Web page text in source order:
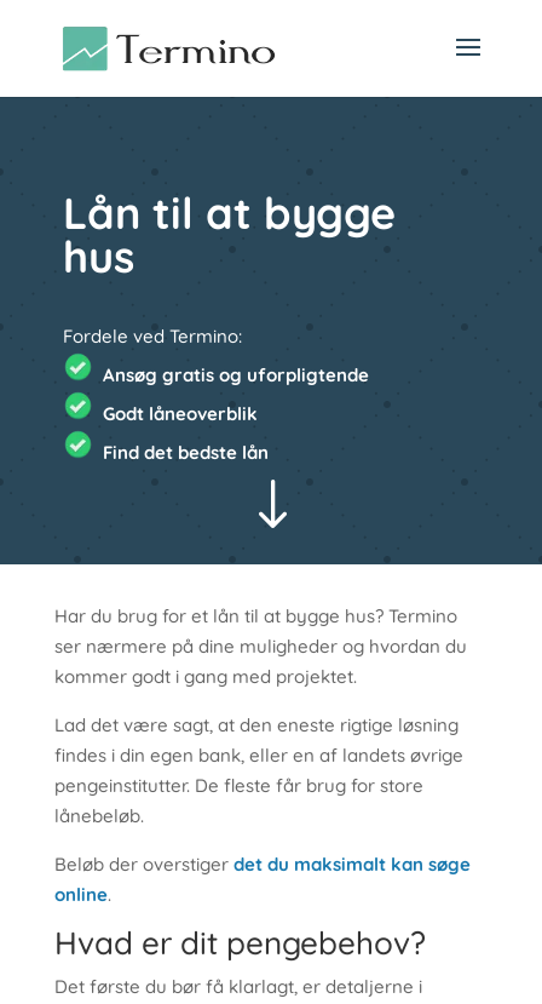
Lån til at bygge
hus
Fordele ved Termino:
Ansøg gratis og uforpligtende
Godt låneoverblik
Find det bedste lån
"
Har du brug for et lån til at bygge hus? Termino
ser nærmere på dine muligheder og hvordan du
kommer godt i gang med projektet.
Lad det være sagt, at den eneste rigtige løsning
findes i din egen bank, eller en af landets øvrige
pengeinstitutter. De fleste får brug for store
lånebeløb.
Beløb der overstiger det du maksimalt kan søge
online.
Hvad er dit pengebehov?
Det første du bør få klarlagt, er detaljerne i